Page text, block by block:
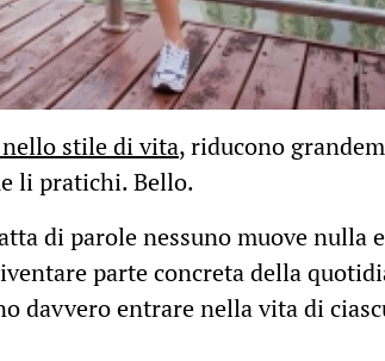
stile di vita, riducono
li pratichi. Bello.
di parole nessuno muove nulla
parte concreta della
davvero entrare nella vita di